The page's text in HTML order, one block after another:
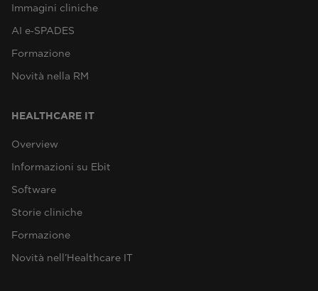
Immagini cliniche
AI e‑SPADES
Formazione
Novità nella RM
HEALTHCARE IT
Overview
Informazioni su Ebit
Software
Storie cliniche
Formazione
Novità nell’Healthcare IT